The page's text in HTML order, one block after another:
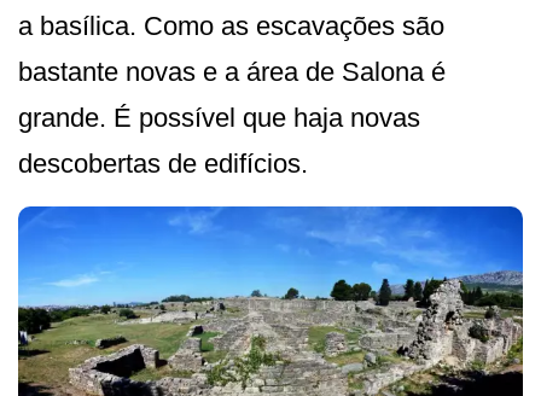
a basílica. Como as escavações são
bastante novas e a área de Salona é
grande. É possível que haja novas
descobertas de edifícios.